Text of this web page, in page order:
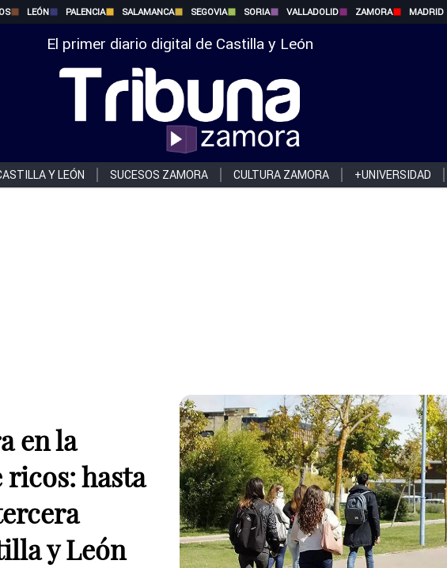
LEÓN PALENCIA SALAMANCA SEGOVIA SORIA VALLADOLID ZAMORA MADRID
El primer diario digital de Castilla y León
Y LEÓN SUCESOS ZAMORA CULTURA ZAMORA +UNIVERSIDAD
en la
hasta
y León